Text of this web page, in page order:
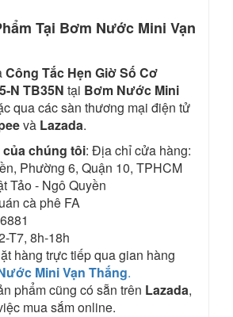
Tại Bơm Nước Mini Vạn
Công Tắc Hẹn Giờ Số Cơ
N TB35N tại Bơm Nước Mini
qua các sàn thương mại điện tử
và Lazada.
của chúng tôi: Địa chỉ cửa hàng:
Phường 6, Quận 10, TPHCM
Tảo - Ngô Quyền
cà phê FA
T7, 8h-18h
hàng trực tiếp qua gian hàng
Mini Vạn Thắng.
phẩm cũng có sẵn trên Lazada,
mua sắm online.